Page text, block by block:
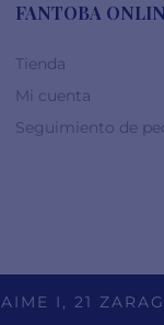
FANTOBA
Tienda
Mi cuenta
Seguimiento de
I, 21